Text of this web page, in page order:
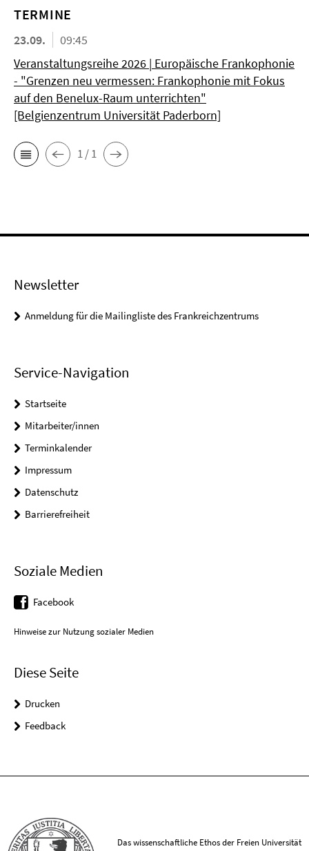
TERMINE
23.09.
09:45
Veranstaltungsreihe 2026 | Europäische Frankophonie
- "Grenzen neu vermessen: Frankophonie mit Fokus
auf den Benelux-Raum unterrichten"
[Belgienzentrum Universität Paderborn]
1 / 1
Newsletter
Anmeldung für die Mailingliste des Frankreichzentrums
Service-Navigation
Startseite
Mitarbeiter/innen
Terminkalender
Impressum
Datenschutz
Barrierefreiheit
Soziale Medien
Facebook
Hinweise zur Nutzung sozialer Medien
Diese Seite
Drucken
Feedback
Das wissenschaftliche Ethos der Freien Universität